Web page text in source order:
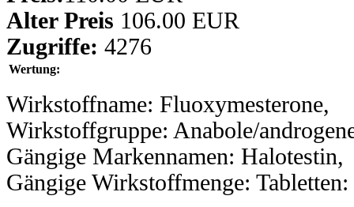
Alter Preis 106.00 EUR
Zugriffe: 4276
Wertung:
Wirkstoffname: Fluoxymesterone,
Wirkstoffgruppe: Anabole/
Gängige Markennamen: Halotestin,
Gängige Wirkstoffmenge: